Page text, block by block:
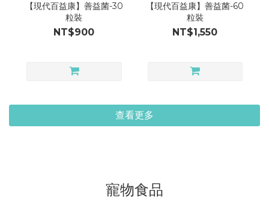
【現代百益康】善益菌-30
粒裝
NT$900
【現代百益康】善益菌-60
粒裝
NT$1,550
查看更多
寵物食品